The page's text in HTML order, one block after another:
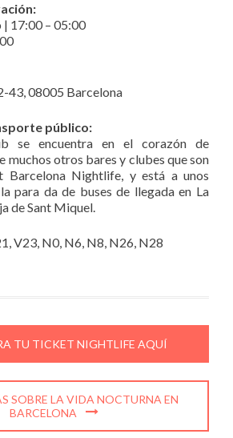
17:00 – 05:00
43, 08005 Barcelona
público:
se encuentra en el corazón de
muchos otros bares y clubes que son
Nightlife, y está a unos
para da de buses de llegada en La
de Sant Miquel.
V23, N0, N6, N8, N26, N28
TU TICKET NIGHTLIFE AQUÍ
SOBRE LA VIDA NOCTURNA EN
BARCELONA